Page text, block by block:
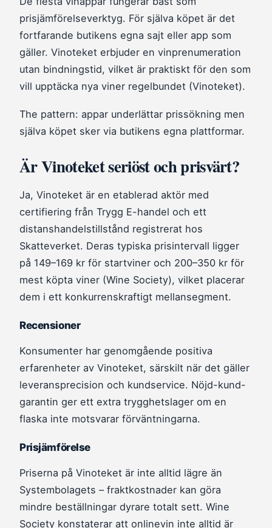
prisjämförelseverktyg. För själva köpet är det
fortfarande butikens egna sajt eller app som
gäller. Vinoteket erbjuder en vinprenumeration
utan bindningstid, vilket är praktiskt för den som
vill upptäcka nya viner regelbundet (Vinoteket).
The pattern: appar underlättar prissökning men
själva köpet sker via butikens egna plattformar.
Är Vinoteket seriöst och prisvärt?
Ja, Vinoteket är en etablerad aktör med
certifiering från Trygg E-handel och ett
distanshandelstillstånd registrerat hos
Skatteverket. Deras typiska prisintervall ligger
på 149–169 kr för startviner och 200–350 kr för
mest köpta viner (Wine Society), vilket placerar
dem i ett konkurrenskraftigt mellansegment.
Recensioner
Konsumenter har genomgående positiva
erfarenheter av Vinoteket, särskilt när det gäller
leveransprecision och kundservice. Nöjd-kund-
garantin ger ett extra trygghetslager om en
flaska inte motsvarar förväntningarna.
Prisjämförelse
Priserna på Vinoteket är inte alltid lägre än
Systembolagets – fraktkostnader kan göra
mindre beställningar dyrare totalt sett. Wine
Society konstaterar att onlinevin inte alltid är